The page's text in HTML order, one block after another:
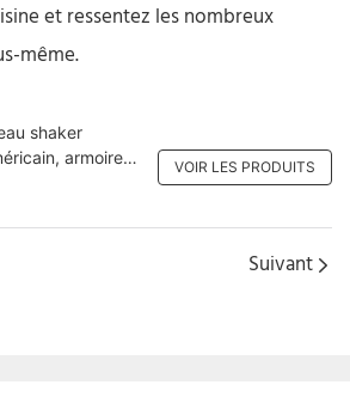
et ressentez les nombreux
même.
shaker
armoire
noir, double îlot
VOIR LES PRODUITS
Suivant